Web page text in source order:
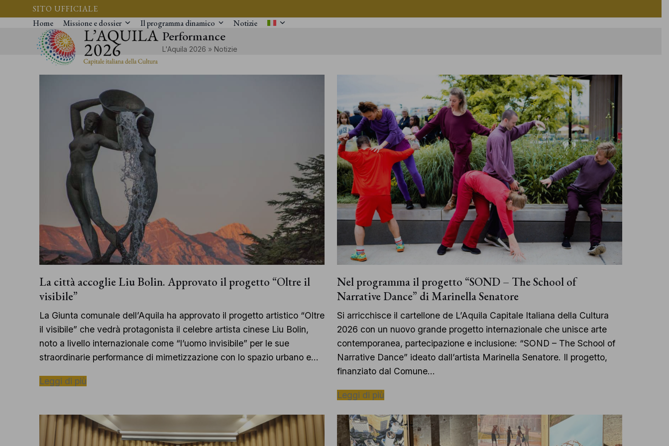
al
SITO UFFICIALE
Home
Missione e dossier Il programma dinamico Notizie
Performance
L'Aquila 2026 » Notizie
La città accoglie Liu Bolin. Approvato il progetto “Oltre il
visibile”
La Giunta comunale dell’Aquila ha approvato il progetto artistico “Oltre
il visibile” che vedrà protagonista il celebre artista cinese Liu Bolin,
noto a livello internazionale come “l’uomo invisibile” per le sue
straordinarie performance di mimetizzazione con lo spazio urbano e…
Leggi di più
Nel programma il progetto “SOND – The School of
Narrative Dance” di Marinella Senatore
Si arricchisce il cartellone de L’Aquila Capitale Italiana della Cultura
2026 con un nuovo grande progetto internazionale che unisce arte
contemporanea, partecipazione e inclusione: “SOND – The School of
Narrative Dance” ideato dall’artista Marinella Senatore. Il progetto,
finanziato dal Comune…
Leggi di più